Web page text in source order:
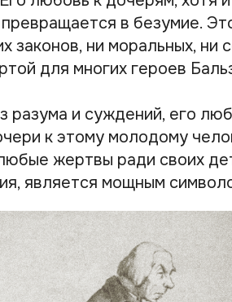
в безумие.
законов, ни моральных, ни
для многих героев
разума и суждений, его
к этому молодому
жертвы ради своих
является мощным